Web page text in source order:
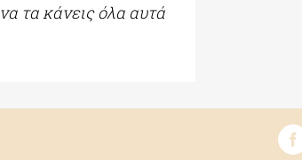
τα κάνεις όλα αυτά